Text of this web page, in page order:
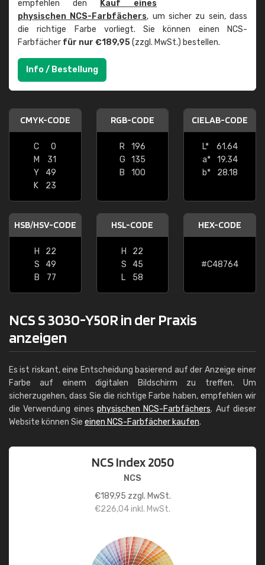
empfehlen den
Kauf eines
physischen NCS-Farbfächers, um sicher zu sein, dass
die richtige Farbe vorliegt. Sie können einen NCS-
Farbfächer für nur €189,95(zzgl. MwSt.) bestellen.
Info / Bestellung
CMYK-CODE
C
0
M
31
Y
49
K
23
RGB-CODE
R
196
G
135
B
100
CIELAB-CODE
L*
61.64
a*
19.34
b*
28.18
HSB/HSV-CODE
H
22
S
49
B
77
HSL-CODE
H
22
S
45
L
58
HEX-CODE
#C48764
NCS S 3030-Y50R in der Praxis
anzeigen
Es ist riskant, eine Entscheidung basierend auf der Anzeige einer
Farbe auf einem digitalen Bildschirm zu treffen. Um
sicherzugehen, dass Sie die richtige Farbe haben, empfehlen wir
die Verwendung eines physischen NCS-Farbfächers. Auf dieser
Website können Sie einen NCS-Farbfächer kaufen.
NCS Index 2050
NCS
€189,95 zzgl. MwSt.
€226,04inkl. MwSt.